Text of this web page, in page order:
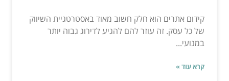
קידום אתרים הוא חלק חשוב מאוד באסטרטגיית השיווק
של כל עסק. זה עוזר להם להגיע לדירוג גבוה יותר
במנועי...
קרא עוד »